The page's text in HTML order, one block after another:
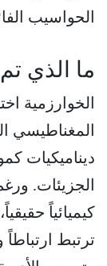
الحواسيب الفائقة
ما الذي
الخوارزمية
ديناميكيات
الجزيئات.
كيميائياً
ترتبط ارتباطاً